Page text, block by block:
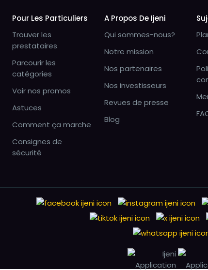
Pour Les Particuliers
Trouver les
prestataires
Parcourir les
catégories
Voir nos promos
Astuces
Comment ça marche
Consignes de
sécurité
A Propos De Ijeni
Qui sommes-nous?
Notre mission
Nos partenaires
Nos investisseurs
Revues de presse
Blog